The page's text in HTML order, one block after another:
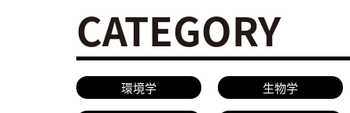
CATEGORY
環境学 生物学